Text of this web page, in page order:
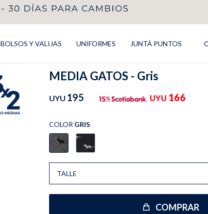
BOLSOS Y VALIJAS UNIFORMES JUNTÁ PUNTOS
MEDIA GATOS - Gris
UYU 195 UYU 166
COLOR GRIS
TALLE
COMPRAR